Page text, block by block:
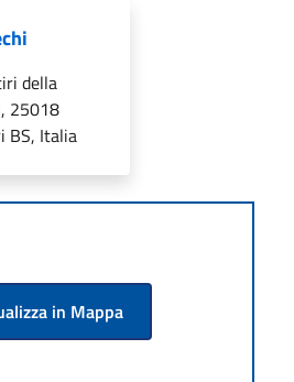
della
25018
BS, Italia
in Mappa